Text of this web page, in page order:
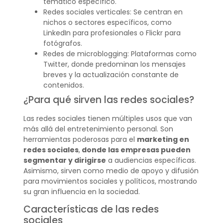
Redes sociales verticales: Se centran en
nichos o sectores específicos, como
LinkedIn para profesionales o Flickr para
fotógrafos.
Redes de microblogging: Plataformas como
Twitter, donde predominan los mensajes
breves y la actualización constante de
contenidos.
¿Para qué sirven las redes sociales?
Las redes sociales tienen múltiples usos que van
más allá del entretenimiento personal. Son
herramientas poderosas para el marketing en
redes sociales,donde las empresas pueden
segmentar y dirigirse a audiencias específicas.
Asimismo, sirven como medio de apoyo y difusión
para movimientos sociales y políticos, mostrando
su gran influencia en la sociedad.
Características de las redes
sociales